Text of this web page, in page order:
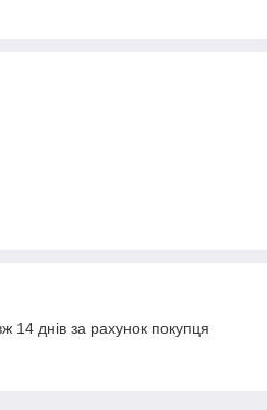
14 днів за рахунок покупця